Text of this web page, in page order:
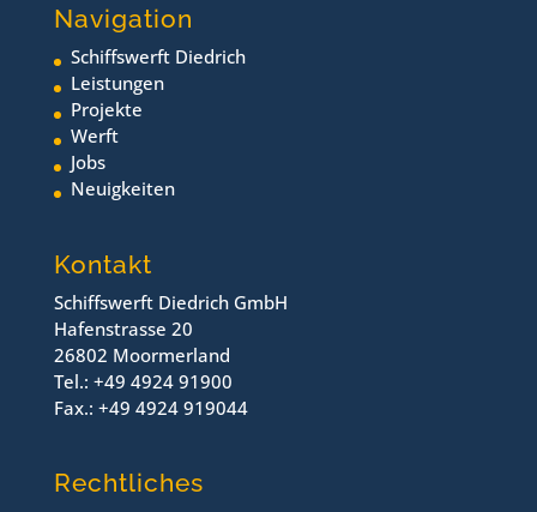
Navigation
Schiffswerft Diedrich
Leistungen
Projekte
Werft
Jobs
Neuigkeiten
Kontakt
Schiffswerft Diedrich GmbH
Hafenstrasse 20
26802 Moormerland
Tel.: +49 4924 91900
Fax.: +49 4924 919044
Rechtliches